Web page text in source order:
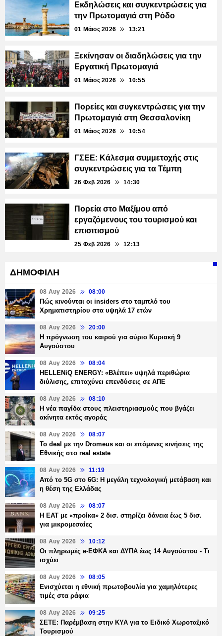
Εκδηλώσεις και συγκεντρώσεις για
την Πρωτομαγιά στη Ρόδο
01 Μάιος 2026 13:21
Ξεκίνησαν οι διαδηλώσεις για την
Εργατική Πρωτομαγιά
01 Μάιος 2026 10:55
Πορείες και συγκεντρώσεις για την
Πρωτομαγιά στη Θεσσαλονίκη
01 Μάιος 2026 10:54
ΓΣΕΕ: Κάλεσμα συμμετοχής στις
συγκεντρώσεις για τα Τέμπη
26 Φεβ 2026 14:30
Πορεία στο Μαξίμου από
εργαζόμενους του τουρισμού και
επισιτισμού
25 Φεβ 2026 12:13
ΔΗΜΟΦΙΛΗ
08 Αυγ 2026 08:00
Πώς κινούνται οι insiders στο ταμπλό του
Χρηματιστηρίου στα υψηλά 17 ετών
08 Αυγ 2026 20:00
Η πρόγνωση του καιρού για αύριο Κυριακή 9
Αυγούστου
08 Αυγ 2026 08:04
HELLENiQ ENERGY: «Βλέπει» υψηλά περιθώρια
διύλισης, επιταχύνει επενδύσεις σε ΑΠΕ
08 Αυγ 2026 08:10
Η νέα παγίδα στους πλειστηριασμούς που βγάζει
ακίνητα εκτός αγοράς
08 Αυγ 2026 08:07
Το deal με την Dromeus και οι επόμενες κινήσεις της
Εθνικής στο real estate
08 Αυγ 2026 11:19
Από το 5G στο 6G: Η μεγάλη τεχνολογική μετάβαση και
η θέση της Ελλάδας
08 Αυγ 2026 08:07
Η ΕΑΤ με «προίκα» 2 δισ. στηρίζει δάνεια έως 5 δισ.
για μικρομεσαίες
08 Αυγ 2026 10:12
Οι πληρωμές e-ΕΦΚΑ και ΔΥΠΑ έως 14 Αυγούστου - Τι
ισχύει
08 Αυγ 2026 08:05
Ενισχύεται η εθνική πρωτοβουλία για χαμηλότερες
τιμές στα ράφια
08 Αυγ 2026 09:25
ΣΕΤΕ: Παρέμβαση στην ΚΥΑ για το Ειδικό Χωροταξικό
Τουρισμού